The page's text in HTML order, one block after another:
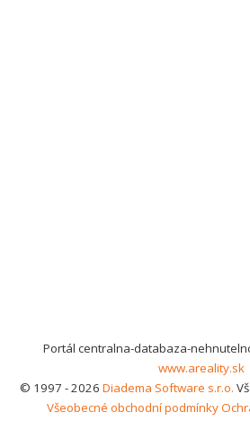
Portál centralna-databaza-
www.areality.sk
© 1997 - 2026 Diadema Software s.r.o.
Všeobecné obchodní podmínky